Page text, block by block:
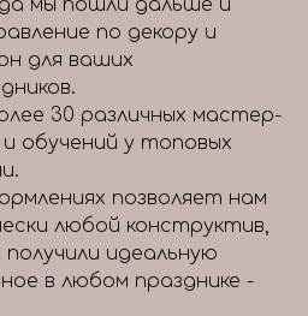
мы пошли дальше и
по декору и
для ваших
30 различных мастер-
обучений у топовых
позволяет нам
любой конструктив,
идеальную
в любом празднике -